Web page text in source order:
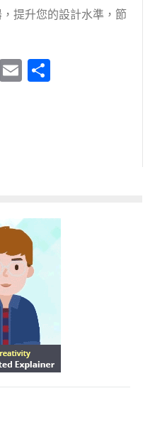
提升您的設計水準，節
WhatsApp
Email